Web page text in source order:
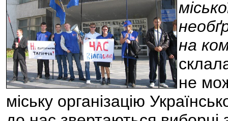
на
не
міську організацію